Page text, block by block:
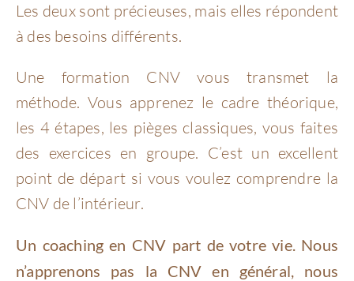
Les deux sont précieuses, mais elles répondent
à des besoins différents.
Une formation CNV vous transmet la
méthode. Vous apprenez le cadre théorique,
les 4 étapes, les pièges classiques, vous faites
des exercices en groupe. C’est un excellent
point de départ si vous voulez comprendre la
CNV de l’intérieur.
Un coaching en CNV part de votre vie. Nous
n’apprenons pas la CNV en général, nous